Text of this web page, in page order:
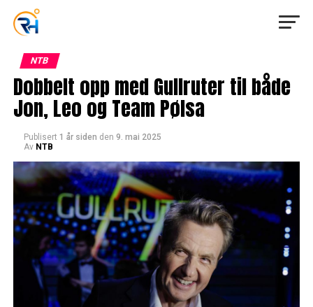
NTB
Dobbelt opp med Gullruter til både
Jon, Leo og Team Pølsa
Publisert 1 år siden den 9. mai 2025
Av NTB